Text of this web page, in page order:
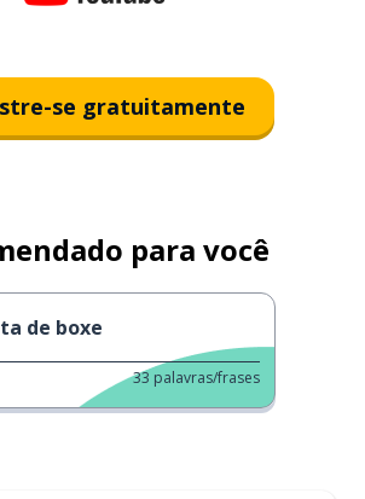
se gratuitamente
para você
de boxe
33 palavras/frases